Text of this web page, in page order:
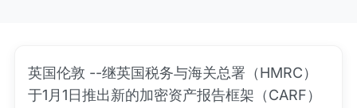
英国伦敦 --继英国税务与海关总署（HMRC）
于1月1日推出新的加密资产报告框架（CARF）